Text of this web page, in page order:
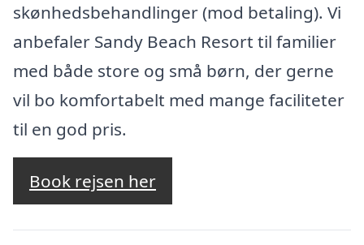
skønhedsbehandlinger (mod betaling). Vi
anbefaler Sandy Beach Resort til familier
med både store og små børn, der gerne
vil bo komfortabelt med mange faciliteter
til en god pris.
Book rejsen her